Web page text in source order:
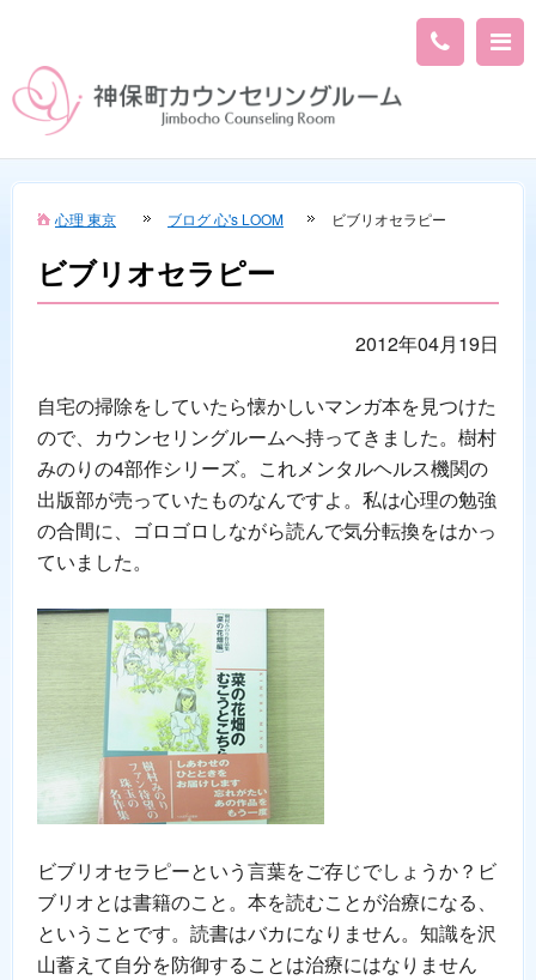
心理 東京 ブログ 心's LOOM ビブリオセラピー
ビブリオセラピー
2012年04月19日
自宅の掃除をしていたら懐かしいマンガ本を見つけた
ので、カウンセリングルームへ持ってきました。樹村
みのりの4部作シリーズ。これメンタルヘルス機関の
出版部が売っていたものなんですよ。私は心理の勉強
の合間に、ゴロゴロしながら読んで気分転換をはかっ
ていました。
ビブリオセラピーという言葉をご存じでしょうか？ビ
ブリオとは書籍のこと。本を読むことが治療になる、
ということです。読書はバカになりません。知識を沢
山蓄えて自分を防御することは治療にはなりません